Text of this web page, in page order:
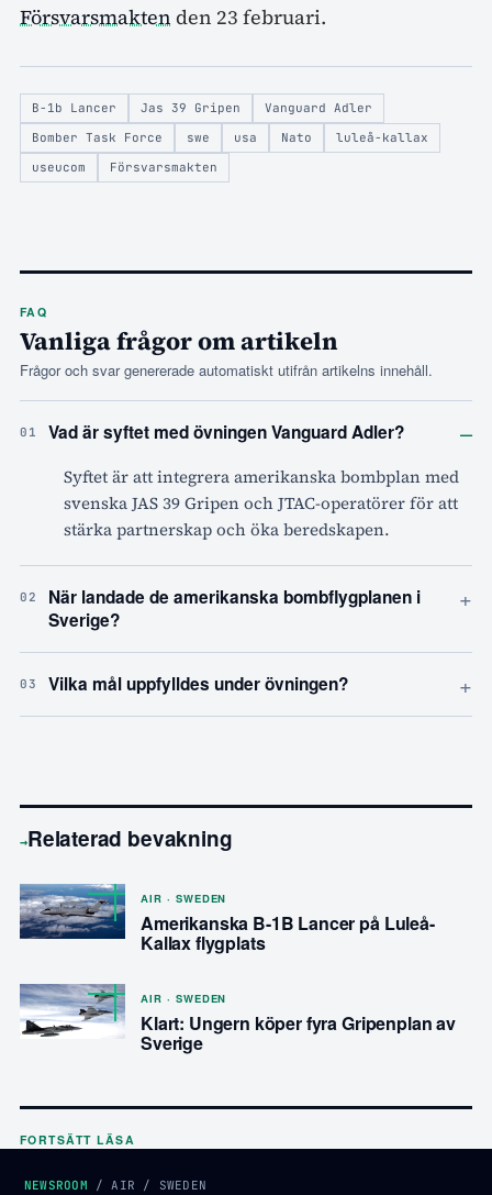
Försvarsmakten den 23 februari.
B-1b Lancer Jas 39 Gripen
Vanguard Adler
Bomber Task Force
swe usa Nato
luleå-kallax
useucom
Försvarsmakten
FAQ
Vanliga frågor om artikeln
Frågor och svar genererade automatiskt utifrån artikelns innehåll.
01 Vad är syftet med övningen Vanguard Adler? –
Syftet är att integrera amerikanska bombplan med
svenska JAS 39 Gripen och JTAC-operatörer för att
stärka partnerskap och öka beredskapen.
02
När landade de amerikanska bombflygplanen i
Sverige?
+
03 Vilka mål uppfylldes under övningen? +
→Relaterad bevakning
AIR · SWEDEN
Amerikanska B-1B Lancer på Luleå-
Kallax flygplats
AIR · SWEDEN
Klart: Ungern köper fyra Gripenplan av
Sverige
FORTSÄTT LÄSA
NEWSROOM /AIR / SWEDEN